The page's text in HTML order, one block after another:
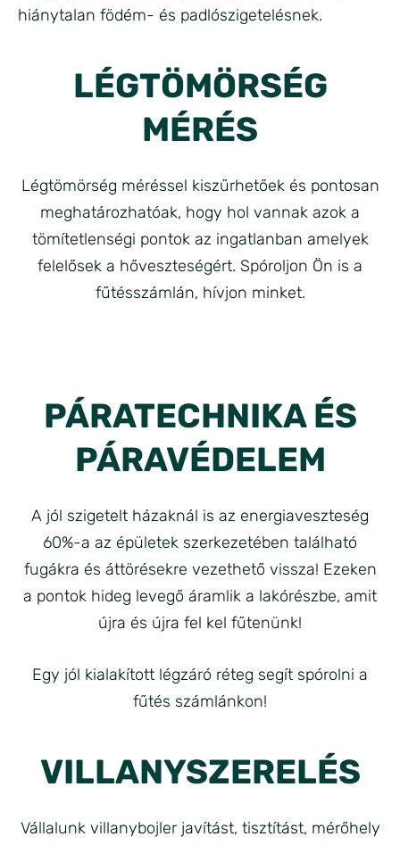
hiánytalan födém- és padlószigetelésnek.
LÉGTÖMÖRSÉG
MÉRÉS
Légtömörség méréssel kiszűrhetőek és pontosan
meghatározhatóak, hogy hol vannak azok a
tömítetlenségi pontok az ingatlanban amelyek
felelősek a hőveszteségért. Spóroljon Ön is a
fűtésszámlán, hívjon minket.
PÁRATECHNIKA ÉS
PÁRAVÉDELEM
A jól szigetelt házaknál is az energiaveszteség
60%-a az épületek szerkezetében található
fugákra és áttörésekre vezethető vissza! Ezeken
a pontok hideg levegő áramlik a lakórészbe, amit
újra és újra fel kel fűtenünk!
Egy jól kialakított légzáró réteg segít spórolni a
fűtés számlánkon!
VILLANYSZERELÉS
Vállalunk villanybojler javítást, tisztítást, mérőhely